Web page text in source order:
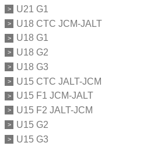
U21 G1
U18 CTC JCM-JALT
U18 G1
U18 G2
U18 G3
U15 CTC JALT-JCM
U15 F1 JCM-JALT
U15 F2 JALT-JCM
U15 G2
U15 G3